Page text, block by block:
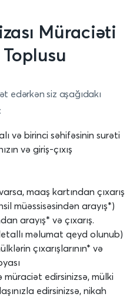
Müraciəti
edərkən siz aşağıdakı
və birinci səhifəsinin surəti
və giriş-çıxış
maaş kartından çıxarış
müəssisəsindən arayış*)
arayış* və çıxarış.
məlumat qeyd olunub)
çıxarışlarının* və
edirsinizsə, mülki
edirsinizsə, nikah